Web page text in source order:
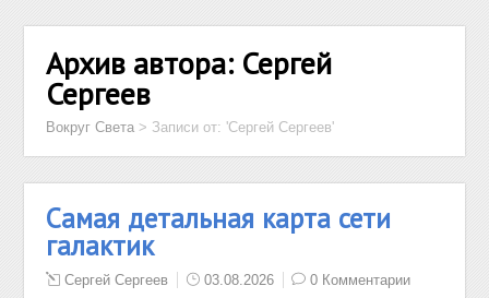
Архив автора: Сергей
Сергеев
Вокруг Света > Записи от: 'Сергей Сергеев'
Самая детальная карта сети
галактик
Сергей Сергеев 03.08.2026 0 Комментарии